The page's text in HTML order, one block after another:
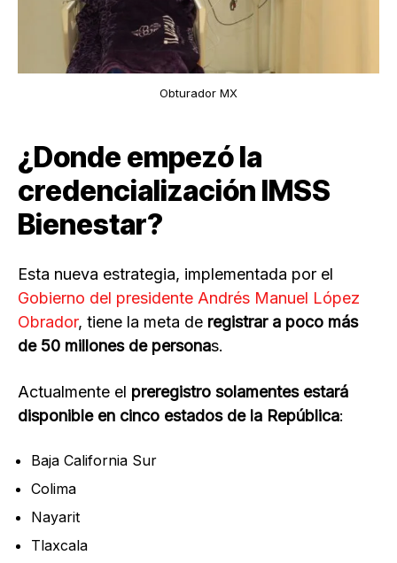
Obturador MX
¿Donde empezó la
credencialización IMSS
Bienestar?
Esta nueva estrategia, implementada por el
Gobierno del presidente Andrés Manuel López
Obrador, tiene la meta de registrar a poco más
de 50 millones de personas.
Actualmente el preregistro solamentes estará
disponible en cinco estados de la República:
Baja California Sur
Colima
Nayarit
Tlaxcala